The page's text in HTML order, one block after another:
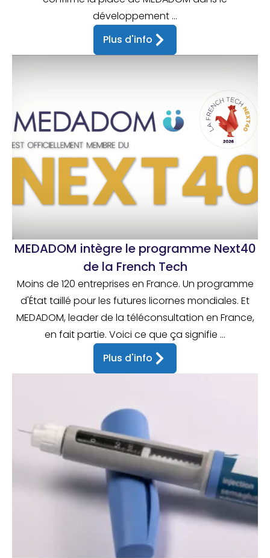
développement ...
Plus d'info
MEDADOM intègre le programme Next40
de la French Tech
Moins de 120 entreprises en France. Un programme
d'État taillé pour les futures licornes mondiales. Et
MEDADOM, leader de la téléconsultation en France,
en fait partie. Voici ce que ça signifie ...
Plus d'info